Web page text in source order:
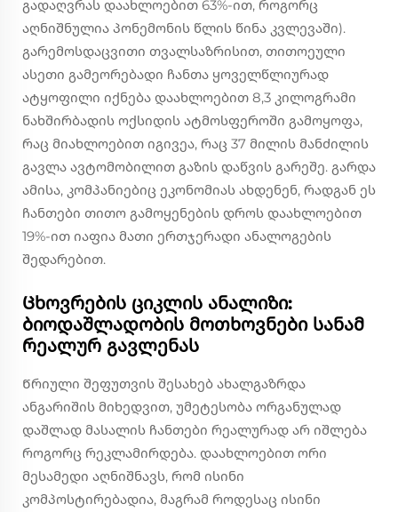
გადაღვრას დაახლოებით 63%-ით, როგორც
აღნიშნულია პონემონის წლის წინა კვლევაში).
გარემოსდაცვითი თვალსაზრისით, თითოეული
ასეთი გამეორებადი ჩანთა ყოველწლიურად
ატყოფილი იქნება დაახლოებით 8,3 კილოგრამი
ნახშირბადის ოქსიდის ატმოსფეროში გამოყოფა,
რაც მიახლოებით იგივეა, რაც 37 მილის მანძილის
გავლა ავტომობილით გაზის დაწვის გარეშე. გარდა
ამისა, კომპანიებიც ეკონომიას ახდენენ, რადგან ეს
ჩანთები თითო გამოყენების დროს დაახლოებით
19%-ით იაფია მათი ერთჯერადი ანალოგების
შედარებით.
Ცხოვრების ციკლის ანალიზი:
ბიოდაშლადობის მოთხოვნები სანამ
რეალურ გავლენას
Წრიული შეფუთვის შესახებ ახალგაზრდა
ანგარიშის მიხედვით, უმეტესობა ორგანულად
დაშლად მასალის ჩანთები რეალურად არ იშლება
როგორც რეკლამირდება. დაახლოებით ორი
მესამედი აღნიშნავს, რომ ისინი
კომპოსტირებადია, მაგრამ როდესაც ისინი